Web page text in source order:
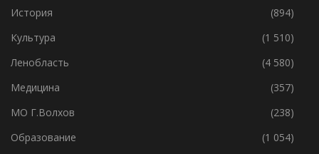
История
(894)
Культура
(1 510)
Ленобласть
(4 580)
Медицина
(357)
МО Г.Волхов
(238)
Образование
(1 054)